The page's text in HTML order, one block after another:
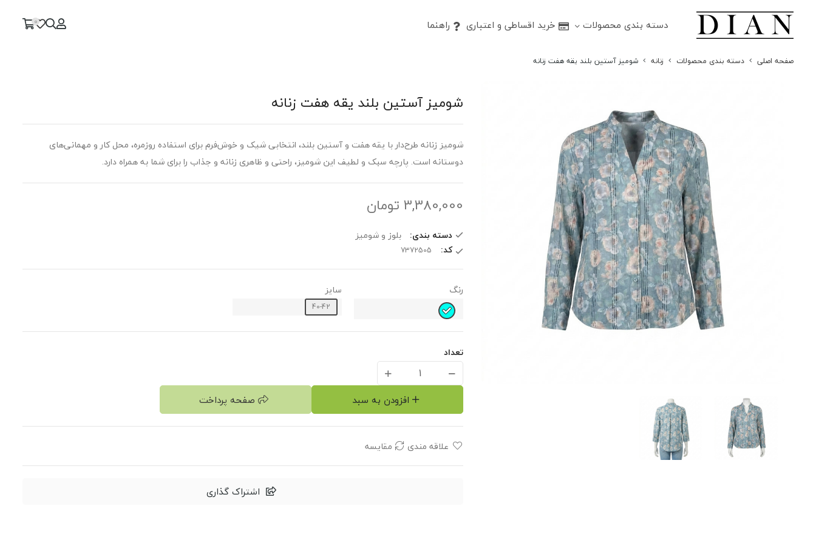
دسته بندی محصولات خرید اقساطی و اعتباری راهنما 0
صفحه اصلی دسته بندی محصولات زنانه شومیز آستین بلند یقه هفت زنانه
شومیز آستین بلند یقه هفت زنانه
شومیز زنانه طرح‌دار با یقه هفت و آستین بلند، انتخابی شیک و خوش‌فرم برای استفاده روزمره، محل کار و مهمانی‌های
دوستانه است. پارچه سبک و لطیف این شومیز، راحتی و ظاهری زنانه و جذاب را برای شما به همراه دارد.
3,380,000 تومان
دسته بندی: بلوز و شومیز
کد:
رنگ سایز
40-42
تعداد
افزودن به سبد صفحه پرداخت
علاقه مندی مقایسه
اشتراک گذاری